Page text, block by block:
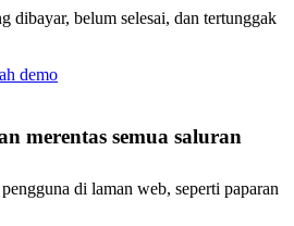
dibayar, belum selesai, dan tertunggak
demo
merentas semua saluran
di laman web, seperti paparan